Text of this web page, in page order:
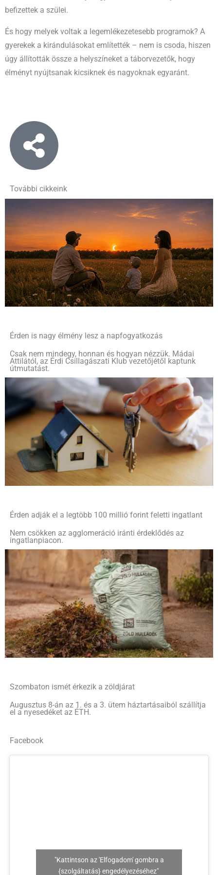
befizettek a szülei.
És hogy melyek voltak a legemlékezetesebb programok? A
gyerekek a kirándulásokat említették – nem is csoda, hiszen
úgy állították össze a helyszíneket a táborvezetők, hogy
élményt nyújtsanak kicsiknek és nagyoknak egyaránt.
További cikkeink
Érden is nagy élmény lesz a napfogyatkozás
Csak nem mindegy, honnan és hogyan nézzük. Mádai
Attilától, az Érdi Csillagászati Klub vezetőjétől kaptunk
útmutatást.
Érden adják el a legtöbb 100 millió forint feletti ingatlant
Nem csökken az agglomeráció iránti érdeklődés az
ingatlanpiacon.
Szombaton ismét érkezik a zöldjárat
Augusztus 8-án az 1. és a 3. ütem háztartásaiból szállítja
el a nyesedéket az ÉTH.
Facebook
"Kattintson az 'Elfogadom' gombra a
{szolgáltatás} engedélyezéséhez"